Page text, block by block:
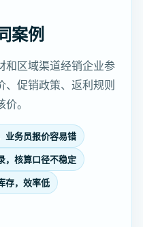
案例
和区域渠道经销企业参
、促销政策、返利规则
。
业务员报价容易错
，核算口径不稳定
存，效率低